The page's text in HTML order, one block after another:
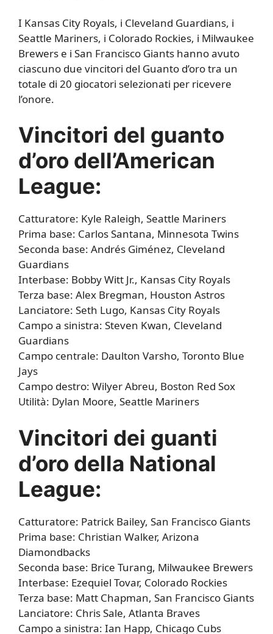
I Kansas City Royals, i Cleveland Guardians, i
Seattle Mariners, i Colorado Rockies, i Milwaukee
Brewers e i San Francisco Giants hanno avuto
ciascuno due vincitori del Guanto d’oro tra un
totale di 20 giocatori selezionati per ricevere
l’onore.
Vincitori del guanto
d’oro dell’American
League:
Catturatore: Kyle Raleigh, Seattle Mariners
Prima base: Carlos Santana, Minnesota Twins
Seconda base: Andrés Giménez, Cleveland
Guardians
Interbase: Bobby Witt Jr., Kansas City Royals
Terza base: Alex Bregman, Houston Astros
Lanciatore: Seth Lugo, Kansas City Royals
Campo a sinistra: Steven Kwan, Cleveland
Guardians
Campo centrale: Daulton Varsho, Toronto Blue
Jays
Campo destro: Wilyer Abreu, Boston Red Sox
Utilità: Dylan Moore, Seattle Mariners
Vincitori dei guanti
d’oro della National
League:
Catturatore: Patrick Bailey, San Francisco Giants
Prima base: Christian Walker, Arizona
Diamondbacks
Seconda base: Brice Turang, Milwaukee Brewers
Interbase: Ezequiel Tovar, Colorado Rockies
Terza base: Matt Chapman, San Francisco Giants
Lanciatore: Chris Sale, Atlanta Braves
Campo a sinistra: Ian Happ, Chicago Cubs